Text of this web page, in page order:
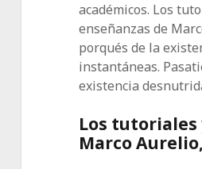
académicos. Los
enseñanzas de
porqués de la
instantáneas.
existencia
Los
Marco